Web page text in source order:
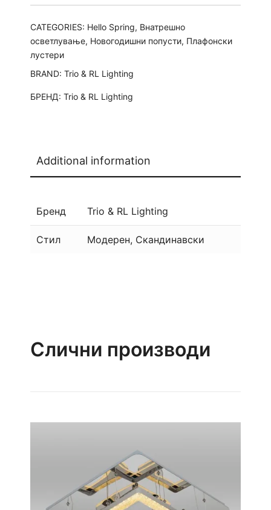
CATEGORIES: Hello Spring, Внатрешно
осветлување, Новогодишни попусти, Плафонски
лустери
BRAND: Trio & RL Lighting
БРЕНД: Trio & RL Lighting
Additional information
Бренд Trio & RL Lighting
Стил Модерен, Скандинавски
Слични производи